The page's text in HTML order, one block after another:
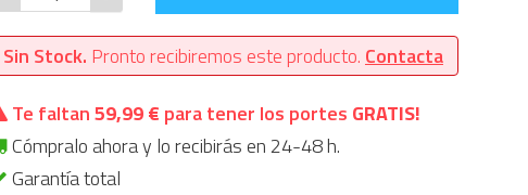
Sin Stock. Pronto recibiremos este producto. Contacta
Te faltan59,99 € para tener los portes GRATIS!
Cómpralo ahora y lo recibirás en 24-48 h.
Garantía total